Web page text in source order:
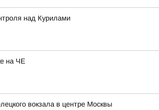
над Курилами
на ЧЕ
вокзала в центре Москвы